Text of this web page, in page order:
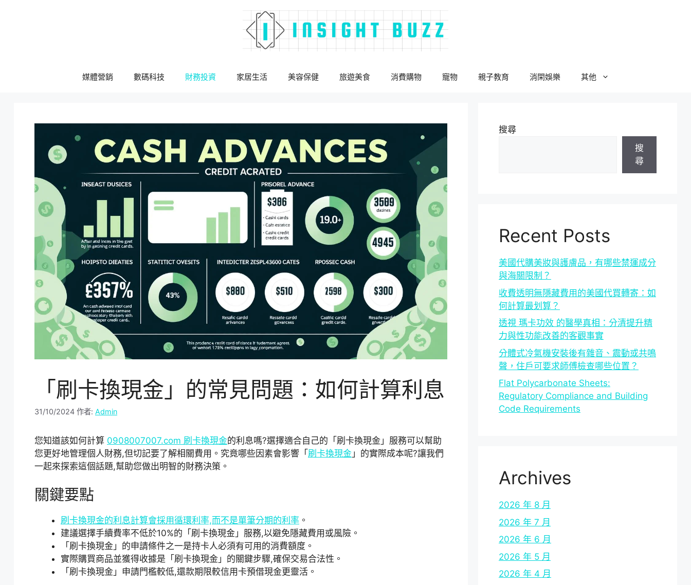
媒體營銷 數碼科技 財務投資 家居生活 美容保健 旅遊美食 消費購物 寵物 親子教育 消閑娛樂 其他
「刷卡換現金」的常見問題：如何計算利息
31/10/2024 作者: Admin
您知道該如何計算 0908007007.com 刷卡換現金的利息嗎?選擇適合自己的「刷卡換現金」服務可以幫助
您更好地管理個人財務,但切記要了解相關費用。究竟哪些因素會影響「 刷卡換現金 」的實際成本呢?讓我們
一起來探索這個話題,幫助您做出明智的財務決策。
關鍵要點
刷卡換現金的利息計算會採用循環利率,而不是單筆分期的利率 。
建議選擇手續費率不低於10%的「刷卡換現金」服務,以避免隱藏費用或風險。
「刷卡換現金」的申請條件之一是持卡人必須有可用的消費額度。
實際購買商品並獲得收據是「刷卡換現金」的關鍵步驟,確保交易合法性。
「刷卡換現金」申請門檻較低,還款期限較信用卡預借現金更靈活。
搜尋
搜
尋
Recent Posts
美國代購美妝與護膚品，有哪些禁運成分
與海關限制？
收費透明無隱藏費用的美國代買轉寄：如
何計算最划算？
透視 瑪卡功效 的醫學真相：分清提升精
力與性功能改善的客觀事實
分體式冷氣機安裝後有雜音、震動或共鳴
聲，住戶可要求師傅檢查哪些位置？
Flat Polycarbonate Sheets:
Regulatory Compliance and Building
Code Requirements
Archives
2026 年 8 月
2026 年 7 月
2026 年 6 月
2026 年 5 月
2026 年 4 月